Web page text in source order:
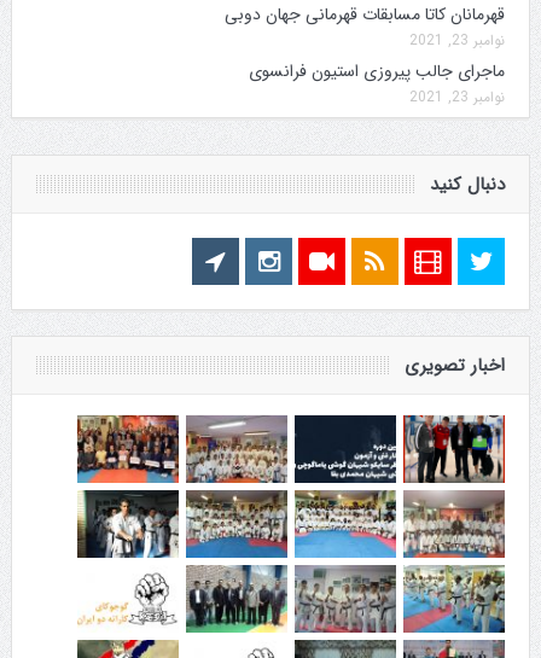
قهرمانان کاتا مسابقات قهرمانی جهان دوبی
نوامبر 23, 2021
ماجرای جالب پیروزی استیون فرانسوی
نوامبر 23, 2021
دنبال کنید
اخبار تصویری